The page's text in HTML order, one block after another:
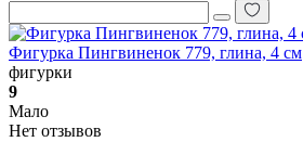
Фигурка Пингвиненок 779, глина, 4 см
фигурки
9
Мало
Нет отзывов